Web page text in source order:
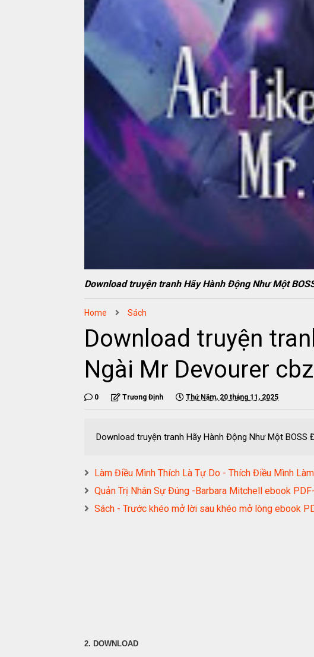
Download truyện tranh Hãy Hành Động Như Một
Home Sách
Download truyện
Ngài Mr Devourer
0 Trương Định Thứ Năm, 20 tháng 11, 2025
Download truyện tranh Hãy Hành Động Như Một BOSS
Làm Điều Mình Thích Là Tự Do - Thích Điều Mình
Quản Trị Nhân Sự Đúng -Barbara Mitchell ebook
Sách - Trước khéo mở lời sau khéo mở lòng ebook
2. DOWNLOAD